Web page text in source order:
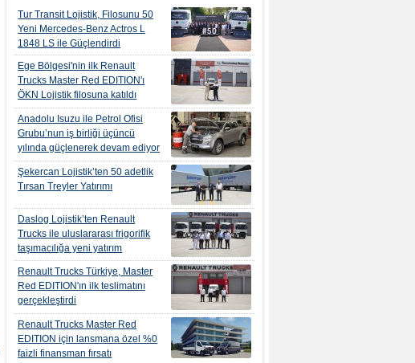
Tur Transit Lojistik, Filosunu 50
Yeni Mercedes-Benz Actros L
1848 LS ile Güçlendirdi
Ege Bölgesi'nin ilk Renault
Trucks Master Red EDITION'ı
ÖKN Lojistik filosuna katıldı
Anadolu Isuzu ile Petrol Ofisi
Grubu’nun iş birliği üçüncü
yılında güçlenerek devam ediyor
Şekercan Lojistik’ten 50 adetlik
Tırsan Treyler Yatırımı
Daslog Lojistik’ten Renault
Trucks ile uluslararası frigorifik
taşımacılığa yeni yatırım
Renault Trucks Türkiye, Master
Red EDITION'ın ilk teslimatını
gerçekleştirdi
Renault Trucks Master Red
EDITION için lansmana özel %0
faizli finansman fırsatı